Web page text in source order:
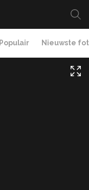
Populair Nieuwste